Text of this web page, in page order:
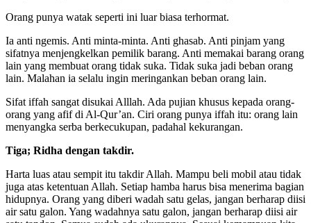
Orang punya watak seperti ini luar biasa terhormat.
Ia anti ngemis. Anti minta-minta. Anti ghasab. Anti pinjam yang
sifatnya menjengkelkan pemilik barang. Anti memakai barang orang
lain yang membuat orang tidak suka. Tidak suka jadi beban orang
lain. Malahan ia selalu ingin meringankan beban orang lain.
Sifat iffah sangat disukai Alllah. Ada pujian khusus kepada orang-
orang yang afif di Al-Qur’an. Ciri orang punya iffah itu: orang lain
menyangka serba berkecukupan, padahal kekurangan.
Tiga; Ridha dengan takdir.
Harta luas atau sempit itu takdir Allah. Mampu beli mobil atau tidak
juga atas ketentuan Allah. Setiap hamba harus bisa menerima bagian
hidupnya. Orang yang diberi wadah satu gelas, jangan berharap diisi
air satu galon. Yang wadahnya satu galon, jangan berharap diisi air